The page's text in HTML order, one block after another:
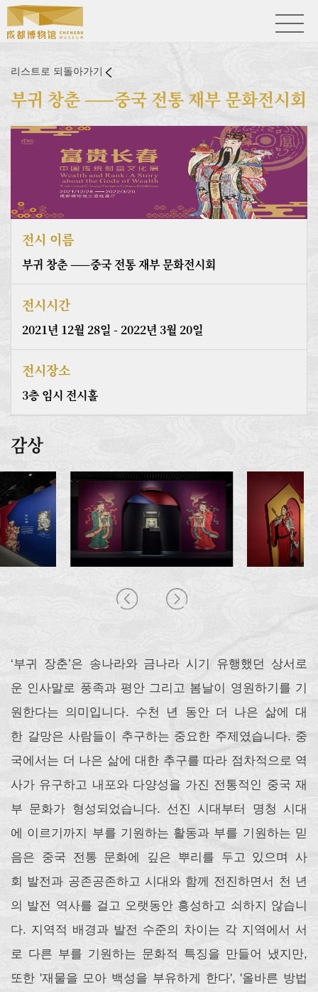
리스트로 되돌아가기
부귀 창춘 ——중국 전통 재부 문화전시회
전시 이름
부귀 창춘 ——중국 전통 재부 문화전시회
전시시간
2021년 12월 28일 - 2022년 3월 20일
전시장소
3층 임시 전시홀
감상
‘부귀 장춘’은 송나라와 금나라 시기 유행했던 상서로
운 인사말로 풍족과 평안 그리고 봄날이 영원하기를 기
원한다는 의미입니다. 수천 년 동안 더 나은 삶에 대
한 갈망은 사람들이 추구하는 중요한 주제였습니다. 중
국에서는 더 나은 삶에 대한 추구를 따라 점차적으로 역
사가 유구하고 내포와 다양성을 가진 전통적인 중국 재
부 문화가 형성되었습니다. 선진 시대부터 명청 시대
에 이르기까지 부를 기원하는 활동과 부를 기원하는 믿
음은 중국 전통 문화에 깊은 뿌리를 두고 있으며 사
회 발전과 공존공존하고 시대와 함께 전진하면서 천 년
의 발전 역사를 걸고 오랫동안 흥성하고 쇠하지 않습니
다. 지역적 배경과 발전 수준의 차이는 각 지역에서 서
로 다른 부를 기원하는 문화적 특징을 만들어 냈지만,
또한 '재물을 모아 백성을 부유하게 한다', '올바른 방법